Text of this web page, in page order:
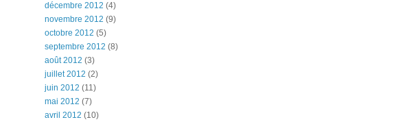
décembre 2012 (4)
novembre 2012 (9)
octobre 2012 (5)
septembre 2012 (8)
août 2012 (3)
juillet 2012 (2)
juin 2012 (11)
mai 2012 (7)
avril 2012 (10)